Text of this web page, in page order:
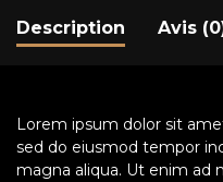
Description Avis
Lorem ipsum dolor sit
sed do eiusmod tempor
magna aliqua. Ut enim ad